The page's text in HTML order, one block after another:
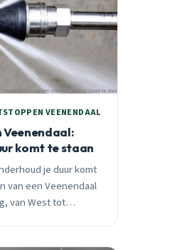
VEENENDAAL
komt te staan
je duur komt
van een Veenendaal
van West tot